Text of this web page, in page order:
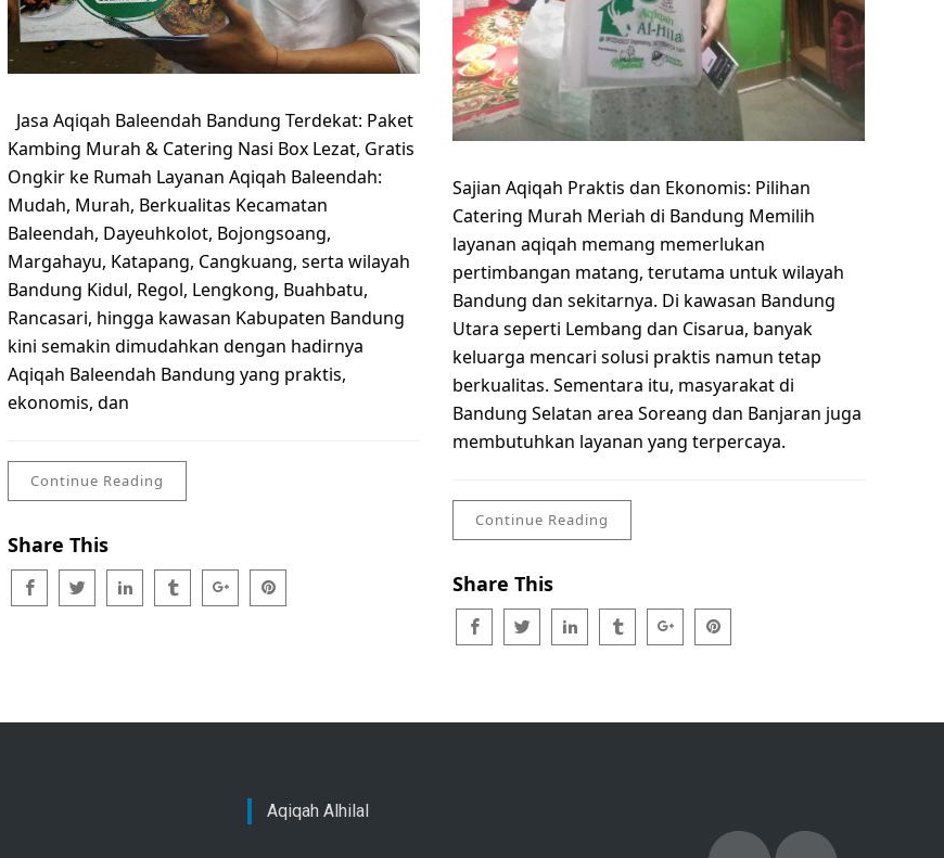
Jasa Aqiqah Baleendah Bandung Terdekat: Paket
Kambing Murah & Catering Nasi Box Lezat, Gratis
Ongkir ke Rumah Layanan Aqiqah Baleendah:
Mudah, Murah, Berkualitas Kecamatan
Baleendah, Dayeuhkolot, Bojongsoang,
Margahayu, Katapang, Cangkuang, serta wilayah
Bandung Kidul, Regol, Lengkong, Buahbatu,
Rancasari, hingga kawasan Kabupaten Bandung
kini semakin dimudahkan dengan hadirnya
Aqiqah Baleendah Bandung yang praktis,
ekonomis, dan
Continue Reading
Share This
Sajian Aqiqah Praktis dan Ekonomis: Pilihan
Catering Murah Meriah di Bandung Memilih
layanan aqiqah memang memerlukan
pertimbangan matang, terutama untuk wilayah
Bandung dan sekitarnya. Di kawasan Bandung
Utara seperti Lembang dan Cisarua, banyak
keluarga mencari solusi praktis namun tetap
berkualitas. Sementara itu, masyarakat di
Bandung Selatan area Soreang dan Banjaran juga
membutuhkan layanan yang terpercaya.
Continue Reading
Share This
Aqiqah Alhilal